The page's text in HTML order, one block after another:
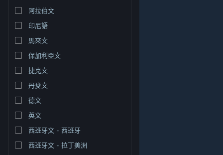
檢視電腦版網頁
阿拉伯文
印尼語
馬來文
保加利亞文
捷克文
丹麥文
德文
英文
西班牙文 - 西班牙
西班牙文 - 拉丁美洲